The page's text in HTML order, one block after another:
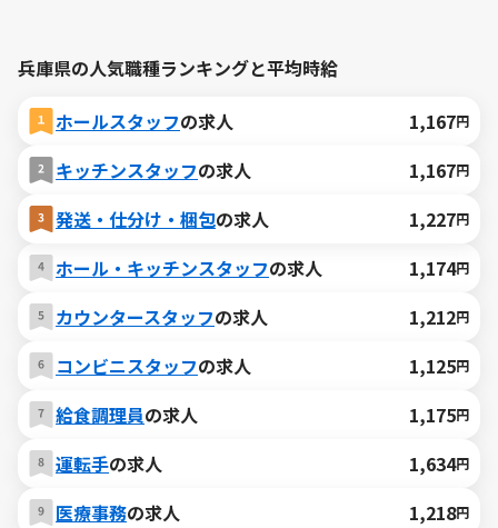
兵庫県の人気職種ランキングと平均時給
ホールスタッフの求人 1,167円
キッチンスタッフの求人 1,167円
発送・仕分け・梱包の求人 1,227円
ホール・キッチンスタッフの求人 1,174円
カウンタースタッフの求人 1,212円
コンビニスタッフの求人 1,125円
給食調理員の求人 1,175円
運転手の求人 1,634円
医療事務の求人 1,218円